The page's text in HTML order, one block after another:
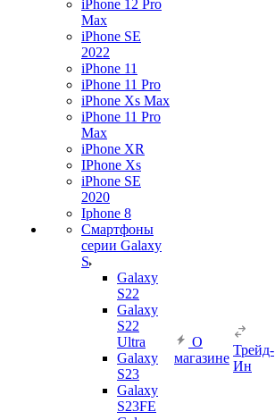
iPhone 12 Pro
Max
iPhone SE
2022
iPhone 11
iPhone 11 Pro
iPhone Xs Max
iPhone 11 Pro
Max
iPhone XR
IPhone Xs
iPhone SE
2020
Iphone 8
Смартфоны
серии Galaxy
S
Galaxy
S22
Galaxy
S22
Ultra
Galaxy
S23
Galaxy
S23FE
О
магазине
Трейд-
Ин